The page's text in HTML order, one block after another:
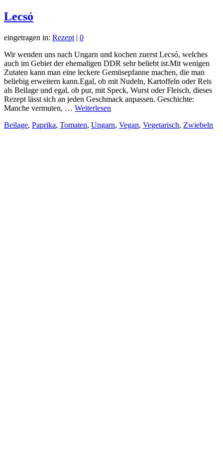
Lecsó
eingetragen in: Rezept | 0
Wir wenden uns nach Ungarn und kochen zuerst Lecsó, welches
auch im Gebiet der ehemaligen DDR sehr beliebt ist.Mit wenigen
Zutaten kann man eine leckere Gemüsepfanne machen, die man
beliebig erweitern kann.Egal, ob mit Nudeln, Kartoffeln oder Reis
als Beilage und egal, ob pur, mit Speck, Wurst oder Fleisch, dieses
Rezept lässt sich an jeden Geschmack anpassen. Geschichte:
Manche vermuten, … Weiterlesen
Beilage, Paprika, Tomaten, Ungarn, Vegan, Vegetarisch, Zwiebeln